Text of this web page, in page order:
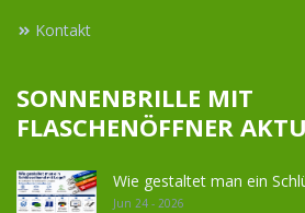
Kontakt
SONNENBRILLE MIT
FLASCHENÖFFNER
Wie gestaltet man ein
Jun 24 - 2026